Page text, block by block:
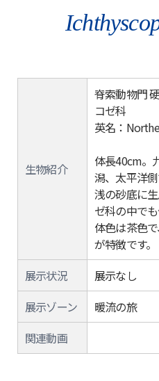
生物紹介
脊索動物門
コゼ科
英名：
体長40cm。
潟、太平洋
浅の砂底に
ゼ科の中で
体色は茶色
が特徴です。
展示状況
展示なし
展示ゾーン
暖流の旅
関連動画